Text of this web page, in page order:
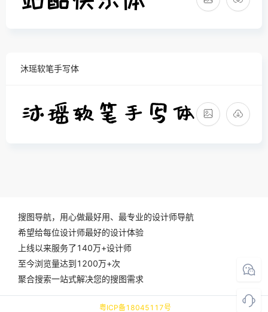
沐瑶软笔手写体
搜图导航，用心做最好用、最专业的设计师导航
希望给每位设计师最好的设计体验
上线以来服务了140万+设计师
至今浏览量达到1200万+次
聚合搜索一站式解决您的搜图需求
粤ICP备18045117号